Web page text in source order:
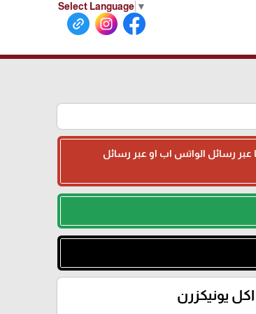
Select Language ▼
عبر رسائل الواتس اب او عبر رسائل
يونيكزرن